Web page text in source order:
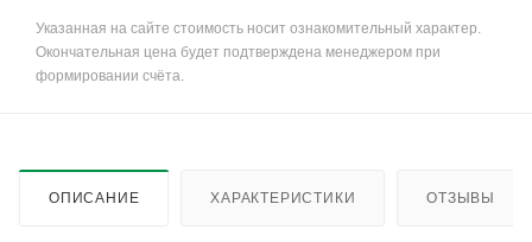
Указанная на сайте стоимость носит ознакомительный характер.
Окончательная цена будет подтверждена менеджером при
формировании счёта.
ОПИСАНИЕ ХАРАКТЕРИСТИКИ ОТЗЫВЫ